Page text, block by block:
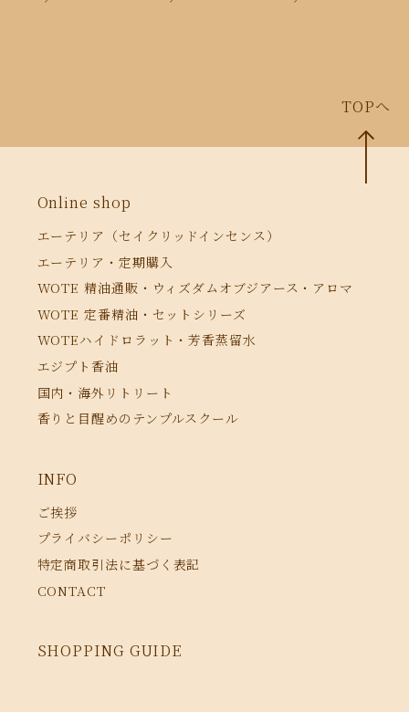
Online shop
エーテリア（セイクリッドインセンス）
エーテリア・定期購入
WOTE 精油通販・ウィズダムオブジアース・アロマ
WOTE 定番精油・セットシリーズ
WOTEハイドロラット・芳香蒸留水
エジプト香油
国内・海外リトリート
香りと目醒めのテンプルスクール
INFO
ご挨拶
プライバシーポリシー
特定商取引法に基づく表記
CONTACT
SHOPPING GUIDE
TOPへ